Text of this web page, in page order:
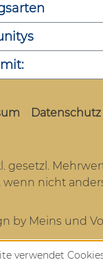
Datenschutz
gesetzl.
, wenn nicht
by Meins und
verwendet